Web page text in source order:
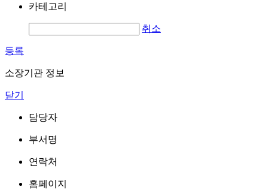
카테고리
취소
등록
소장기관 정보
닫기
담당자
부서명
연락처
홈페이지